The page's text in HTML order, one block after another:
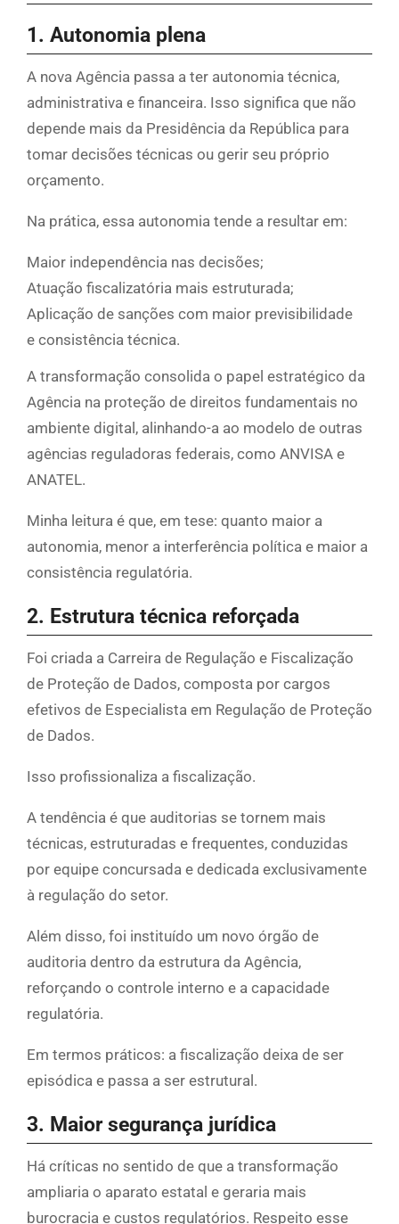
1. Autonomia plena
A nova Agência passa a ter autonomia técnica,
administrativa e financeira. Isso significa que não
depende mais da Presidência da República para
tomar decisões técnicas ou gerir seu próprio
orçamento.
Na prática, essa autonomia tende a resultar em:
Maior independência nas decisões;
Atuação fiscalizatória mais estruturada;
Aplicação de sanções com maior previsibilidade
e consistência técnica.
A transformação consolida o papel estratégico da
Agência na proteção de direitos fundamentais no
ambiente digital, alinhando-a ao modelo de outras
agências reguladoras federais, como ANVISA e
ANATEL.
Minha leitura é que, em tese: quanto maior a
autonomia, menor a interferência política e maior a
consistência regulatória.
2. Estrutura técnica reforçada
Foi criada a Carreira de Regulação e Fiscalização
de Proteção de Dados, composta por cargos
efetivos de Especialista em Regulação de Proteção
de Dados.
Isso profissionaliza a fiscalização.
A tendência é que auditorias se tornem mais
técnicas, estruturadas e frequentes, conduzidas
por equipe concursada e dedicada exclusivamente
à regulação do setor.
Além disso, foi instituído um novo órgão de
auditoria dentro da estrutura da Agência,
reforçando o controle interno e a capacidade
regulatória.
Em termos práticos: a fiscalização deixa de ser
episódica e passa a ser estrutural.
3. Maior segurança jurídica
Há críticas no sentido de que a transformação
ampliaria o aparato estatal e geraria mais
burocracia e custos regulatórios. Respeito esse